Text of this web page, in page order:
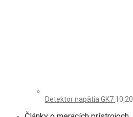
Detektor napätia GK7 10,20